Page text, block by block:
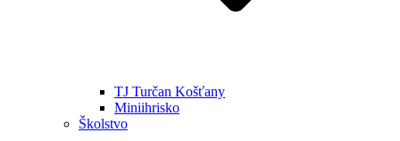
TJ Turčan Košťany
Miniihrisko
Školstvo